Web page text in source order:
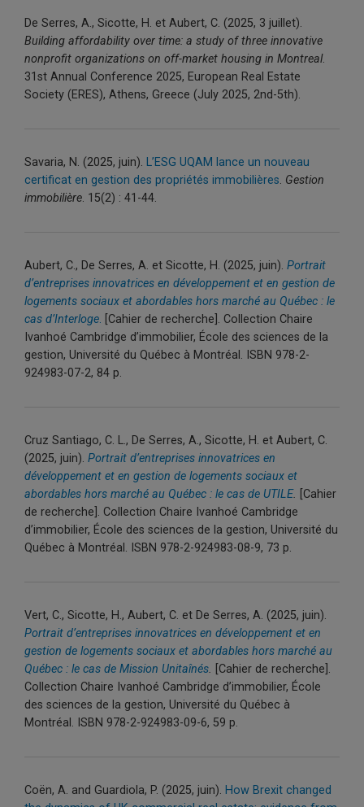
De Serres, A., Sicotte, H. et Aubert, C. (2025, 3 juillet).
Building affordability over time: a study ofthree innovative
nonprofit organizations on off-market housing in Montreal.
31st Annual Conference 2025, European Real Estate
Society (ERES), Athens, Greece (July 2025, 2nd-5th).
Savaria, N. (2025, juin). L’ESG UQAM lance un nouveau
certificat en gestion des propriétés immobilières. Gestion
immobilière. 15(2) : 41-44.
Aubert, C., De Serres, A. et Sicotte, H. (2025, juin). Portrait
d’entreprises innovatrices en développement et en gestion de
logements sociaux et abordables hors marché au Québec : le
cas d’Interloge. [Cahier de recherche]. Collection Chaire
Ivanhoé Cambridge d’immobilier, École des sciences de la
gestion, Université du Québec à Montréal. ISBN 978-2-
924983-07-2, 84 p.
Cruz Santiago, C. L., De Serres, A., Sicotte, H. et Aubert, C.
(2025, juin). Portrait d’entreprises innovatrices en
développement et en gestion de logements sociaux et
abordables hors marché au Québec : le cas de UTILE. [Cahier
de recherche]. Collection Chaire Ivanhoé Cambridge
d’immobilier, École des sciences de la gestion, Université du
Québec à Montréal. ISBN 978-2-924983-08-9, 73 p.
Vert, C., Sicotte, H., Aubert, C. et De Serres, A. (2025, juin).
Portrait d’entreprises innovatrices en développement et en
gestion de logements sociaux et abordables hors marché au
Québec : le cas de Mission Unitaînés. [Cahier de recherche].
Collection Chaire Ivanhoé Cambridge d’immobilier, École
des sciences de la gestion, Université du Québec à
Montréal. ISBN 978-2-924983-09-6, 59 p.
Coën, A. and Guardiola, P. (2025, juin). How Brexit changed